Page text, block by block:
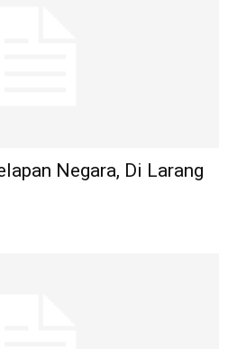
Negara, Di Larang